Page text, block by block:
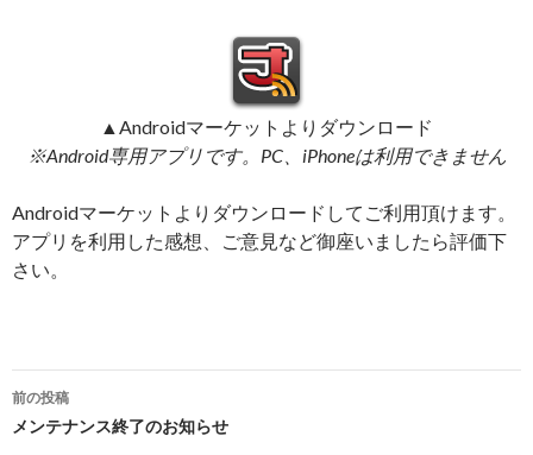
▲Androidマーケットよりダウンロード
※Android専用アプリです。PC、iPhoneは利用できません
Androidマーケットよりダウンロードしてご利用頂けます。
アプリを利用した感想、ご意見など御座いましたら評価下
さい。
投
稿
前の投稿
メンテナンス終了のお知らせ